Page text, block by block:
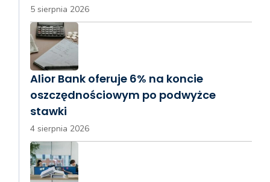
5 sierpnia 2026
Alior Bank oferuje 6% na koncie
oszczędnościowym po podwyżce
stawki
4 sierpnia 2026